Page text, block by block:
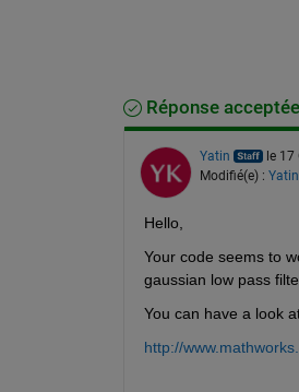
Réponse acceptée
Yatin
le 17
Modifié(e) : Yatin
Hello,
Your code seems to
gaussian low pass
You can have a look
http://